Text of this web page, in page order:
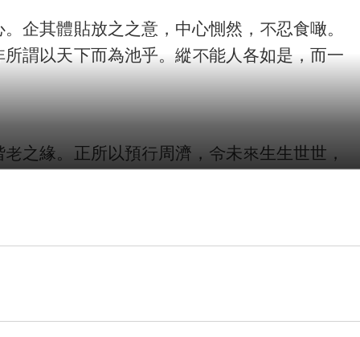
企其體貼放之之意，中心惻然，不忍食噉。
謂以天下而為池乎。縱不能人各如是，而一
之緣。正所以預行周濟，令未來生生世世，
，畢竟是汲汲為人，抑止汲汲為物，而緩急
關涉的異類，這難道不是緩急輕重倒置了